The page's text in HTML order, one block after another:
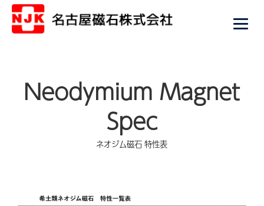
Neodymium Magnet
Spec
ネオジム磁石 特性表